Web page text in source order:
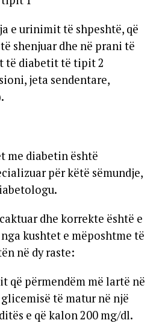
e urinimit të shpeshtë, që
shenjuar dhe në prani të
të diabetit të tipit 2
jeta sendentare,
me diabetin është
për këtë sëmundje,
dhe korrekte është e
kushtet e mëposhtme të
në dy raste:
që përmendëm më lartë në
të matur në një
e që kalon 200 mg/dl.